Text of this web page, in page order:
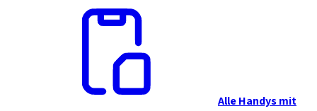
Alle Handys mit